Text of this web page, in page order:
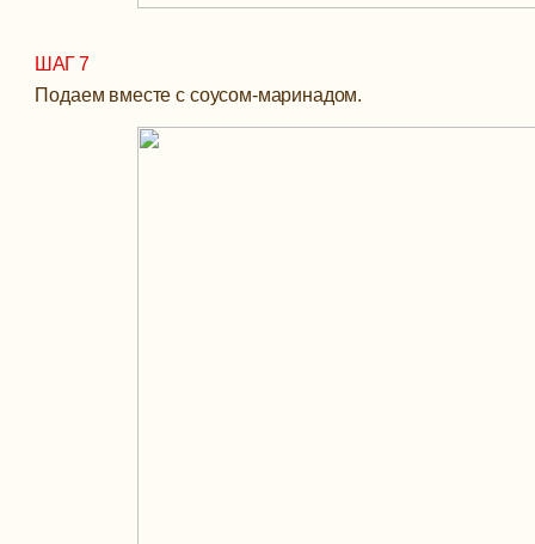
ШАГ 7
Подаем вместе с соусом-маринадом.